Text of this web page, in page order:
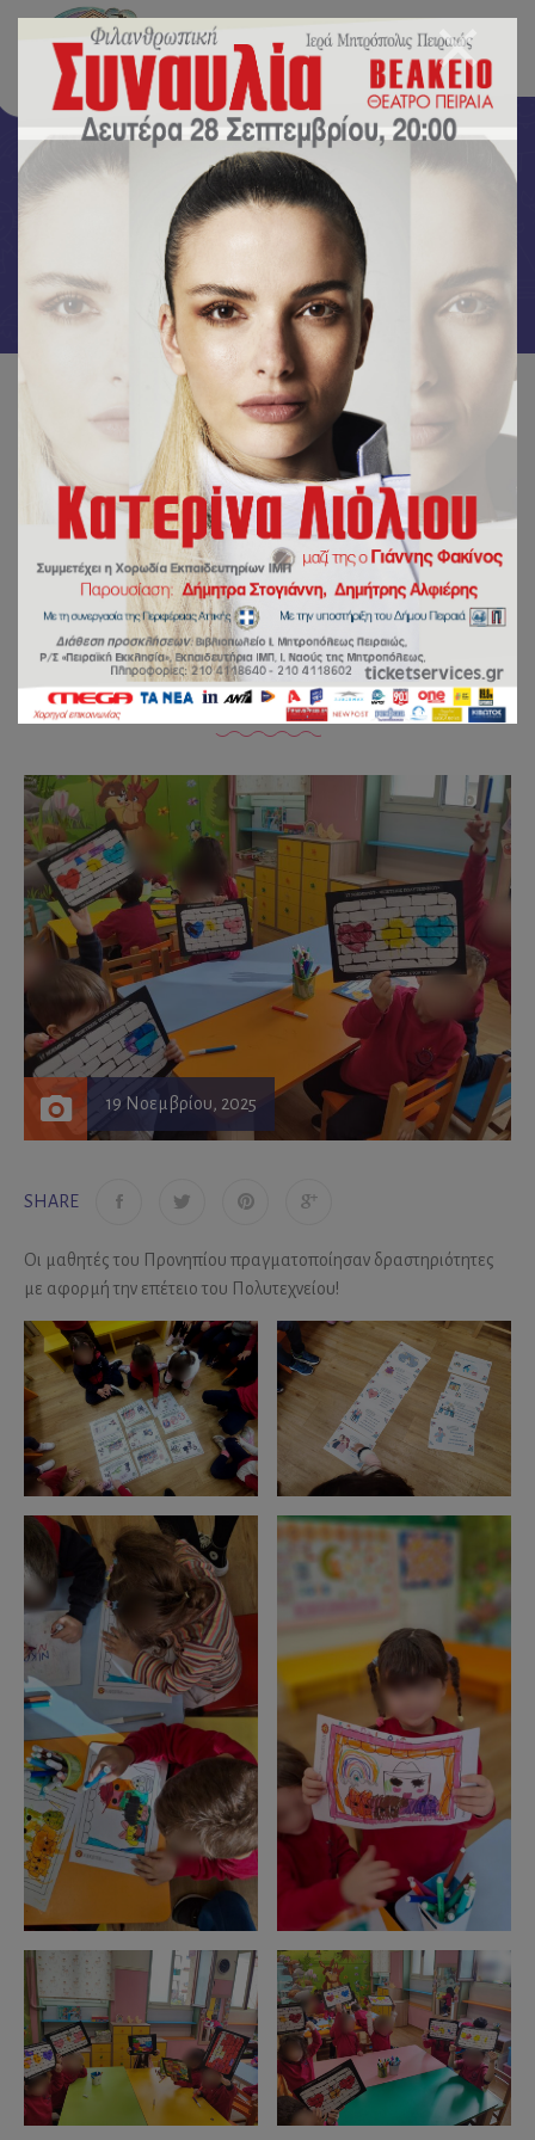
Νέα-Δράσεις
Αρχική Νέα-Δράσεις
Τα παιδιά ζωγραφίζουν στον τοίχο ❤️🌞❤️
Τα παιδιά ζωγραφίζουν στον
τοίχο ❤️🌞❤️
by sbalaska
19 Νοεμβρίου, 2025
SHARE
Οι μαθητές του Προνηπίου πραγματοποίησαν δραστηριότητες
με αφορμή την επέτειο του Πολυτεχνείου!